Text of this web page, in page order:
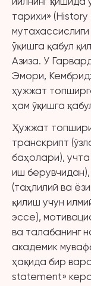
тарихи»
ўқишга қабул
Азиза. У
Эмори,
ҳужжат
ҳам ўқишга
Ҳужжат
транскрипт
баҳолари),
иш
(таҳлилий ва
қилиш учун
эссе),
ва талабанинг
академик
ҳақида бир
statement»